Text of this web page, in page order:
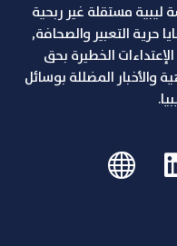
ليبية مستقلة غير ربحية
حرية التعبير والصحافة,
تفشي الإعتداءات الخطيرة بحق
والأخبار المضللة بوسائل